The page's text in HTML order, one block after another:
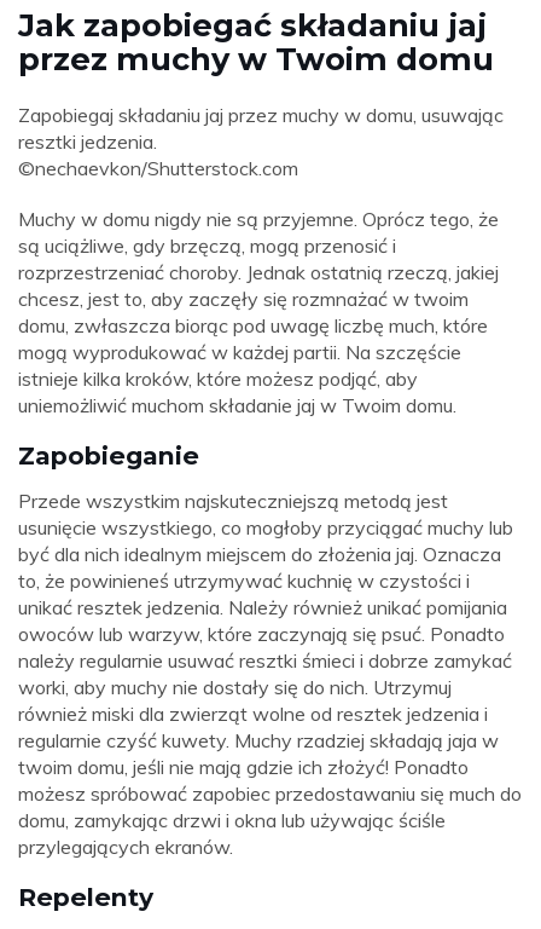
Jak zapobiegać składaniu jaj
przez muchy w Twoim domu
Zapobiegaj składaniu jaj przez muchy w domu, usuwając
resztki jedzenia.
©nechaevkon/Shutterstock.com
Muchy w domu nigdy nie są przyjemne. Oprócz tego, że
są uciążliwe, gdy brzęczą, mogą przenosić i
rozprzestrzeniać choroby. Jednak ostatnią rzeczą, jakiej
chcesz, jest to, aby zaczęły się rozmnażać w twoim
domu, zwłaszcza biorąc pod uwagę liczbę much, które
mogą wyprodukować w każdej partii. Na szczęście
istnieje kilka kroków, które możesz podjąć, aby
uniemożliwić muchom składanie jaj w Twoim domu.
Zapobieganie
Przede wszystkim najskuteczniejszą metodą jest
usunięcie wszystkiego, co mogłoby przyciągać muchy lub
być dla nich idealnym miejscem do złożenia jaj. Oznacza
to, że powinieneś utrzymywać kuchnię w czystości i
unikać resztek jedzenia. Należy również unikać pomijania
owoców lub warzyw, które zaczynają się psuć. Ponadto
należy regularnie usuwać resztki śmieci i dobrze zamykać
worki, aby muchy nie dostały się do nich. Utrzymuj
również miski dla zwierząt wolne od resztek jedzenia i
regularnie czyść kuwety. Muchy rzadziej składają jaja w
twoim domu, jeśli nie mają gdzie ich złożyć! Ponadto
możesz spróbować zapobiec przedostawaniu się much do
domu, zamykając drzwi i okna lub używając ściśle
przylegających ekranów.
Repelenty